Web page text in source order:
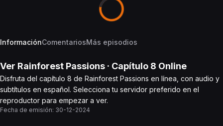
InformaciónComentariosMás episodios
Ver Rainforest Passions · Capítulo 8 Online
Disfruta del capítulo 8 de Rainforest Passions en línea, con audio y
subtítulos en español. Selecciona tu servidor preferido en el
reproductor para empezar a ver.
Fecha de emisión: 30-12-2024